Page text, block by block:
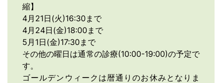
診療内容
虫歯治療
歯周病治療
睡眠時無呼吸症候群
ボトックス治療
縮】
4月21日(火)16:30まで
4月24日(金)18:00まで
5月1日(金)17:30まで
その他の曜日は通常の診療(10:00-19:00)の予定で
す。
ゴールデンウィークは暦通りのお休みとなりま